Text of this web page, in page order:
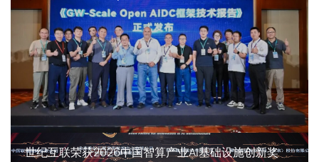
世纪互联荣获2026中国智算产业AI基础设施创新奖